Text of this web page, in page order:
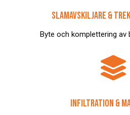
SLAMAVSKILJARE &
Byte och komplettering av

INFILTRATION &